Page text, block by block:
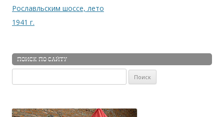
Рославльским шоссе, лето
1941 г.
ПОИСК ПО САЙТУ